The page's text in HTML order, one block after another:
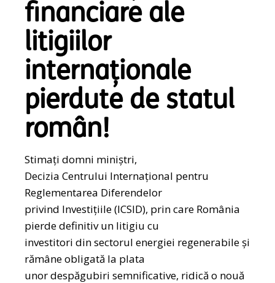
financiare ale
litigiilor
internaționale
pierdute de statul
român!
Stimați domni miniștri,
Decizia Centrului Internațional pentru
Reglementarea Diferendelor
privind Investițiile (ICSID), prin care România
pierde definitiv un litigiu cu
investitori din sectorul energiei regenerabile și
rămâne obligată la plata
unor despăgubiri semnificative, ridică o nouă